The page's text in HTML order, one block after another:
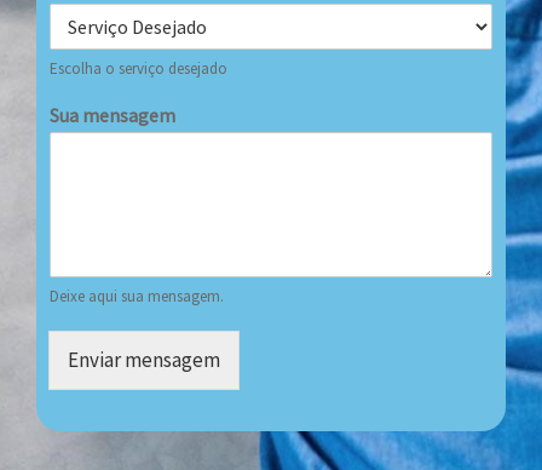
Escolha o serviço desejado
Sua mensagem
Deixe aqui sua mensagem.
Enviar mensagem